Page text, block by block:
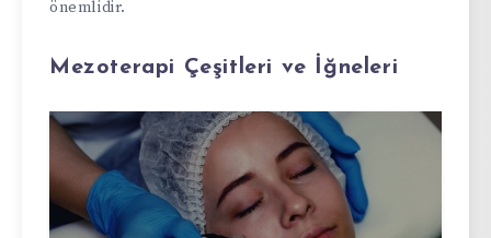
önemlidir.
Mezoterapi Çeşitleri ve İğneleri